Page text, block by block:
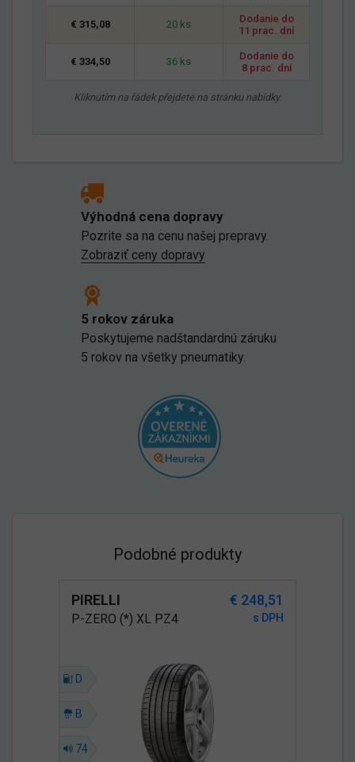
€ 315,08 20 ks
Dodanie do
11 prac. dní
€ 334,50 36 ks
Dodanie do
8 prac. dní
Kliknutím na řádek přejdete na stránku nabídky.
Výhodná cena dopravy
Pozrite sa na cenu našej prepravy.
Zobraziť ceny dopravy
5 rokov záruka
Poskytujeme nadštandardnú záruku
5 rokov na všetky pneumatiky.
Podobné produkty
PIRELLI € 248,51
P-ZERO (*) XL PZ4 s DPH
D
B
74